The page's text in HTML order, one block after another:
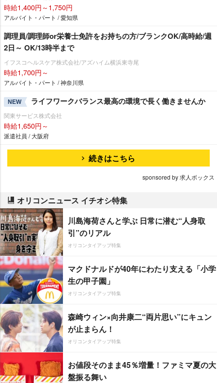
時給1,400円～1,750円
アルバイト・パート / 愛知県
調理員/調理師or栄養士免許をお持ちの方/ブランクOK/高時給/週
2日～ OK/13時半まで
イフスコヘルスケア株式会社/アズハイム横浜東寺尾
時給1,700円～
アルバイト・パート / 神奈川県
NEW ライフワークバランス最高の環境で長く働きませんか
関東サービス株式会社
時給1,650円～
派遣社員 / 大阪府
続きはこちら
sponsored by 求人ボックス
オリコンニュース イチオシ特集
川島海荷さんと学ぶ 日常に潜む“人身取
引”のリアル
オリコンタイアップ特集
マクドナルドが40年にわたり支える「小学
生の甲子園」
オリコンタイアップ特集
森崎ウィン×向井康二“両片思い”にキュン
が止まらん！
オリコンタイアップ特集
お値段そのまま45％増量！ファミマ夏の大
盤振る舞い